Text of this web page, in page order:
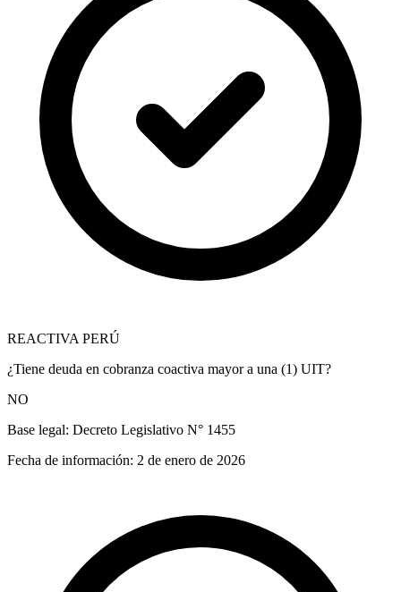
REACTIVA PERÚ
¿Tiene deuda en cobranza coactiva mayor a una (1) UIT?
NO
Base legal: Decreto Legislativo N° 1455
Fecha de información: 2 de enero de 2026